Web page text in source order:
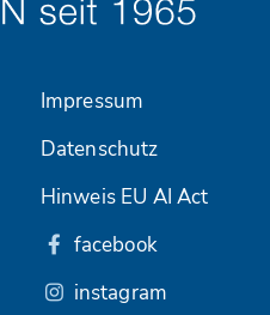
Impressum
Datenschutz
Hinweis EU AI Act
facebook
instagram